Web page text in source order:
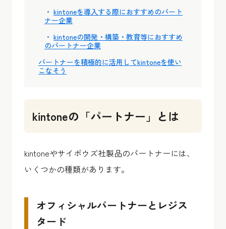
kintoneを導入する際におすすめのパート
ナー企業
kintoneの開発・構築・教育等におすすめ
のパートナー企業
パートナーを積極的に活用してkintoneを使い
こなそう
kintoneの「パートナー」とは
kintoneやサイボウズ社製品のパートナーには、
いくつかの種類があります。
オフィシャルパートナーとレジス
タード